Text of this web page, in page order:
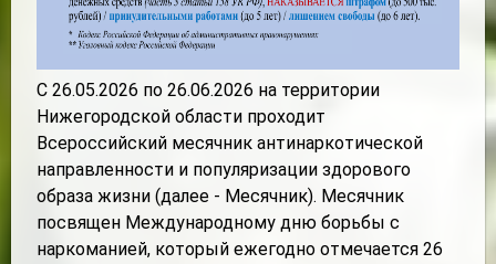
С 26.05.2026 по 26.06.2026 на территории
Нижегородской области проходит
Всероссийский месячник антинаркотической
направленности и популяризации здорового
образа жизни (далее - Месячник). Месячник
посвящен Международному дню борьбы с
наркоманией, который ежегодно отмечается 26